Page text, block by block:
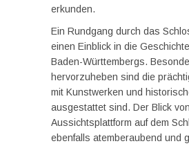
erkunden.
Ein Rundgang durch das
einen Einblick in die
Baden-Württembergs.
hervorzuheben sind die
mit Kunstwerken und
ausgestattet sind. Der Blick
Aussichtsplattform auf dem
ebenfalls atemberaubend und